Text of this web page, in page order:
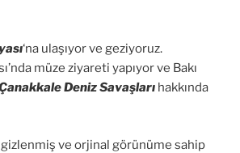
‘na ulaşıyor ve geziyoruz.
müze ziyareti yapıyor ve Bakı
Deniz Savaşları hakkında
gizlenmiş ve orjinal görünüme sahip